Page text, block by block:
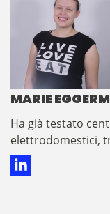
MARIE
​​​​​​​​Ha già testato
elettrodomestici,